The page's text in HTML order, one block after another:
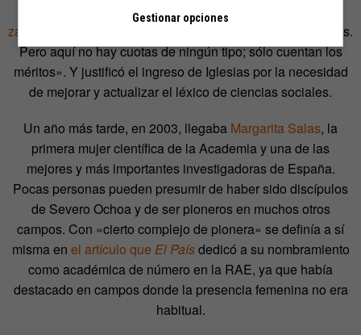
Víctor de la Concha, entonces director de la Academia,
zanjó la cuestión
: «Si además es mujer, miel sobre hojuelas.
Pero aquí no hay cuotas de ningún tipo; sólo cuentan los
méritos». Y justificó el ingreso de Iglesias por la necesidad
de mejorar y actualizar el léxico de ciencias sociales.
Un año más tarde, en 2003, llegaba Margarita Salas, la
primera mujer científica de la Academia y una de las
mejores y más importantes investigadoras de España.
Pocas personas pueden presumir de haber sido discípulos
de Severo Ochoa y de ser pioneros en muchos otros
campos. Con «cierto complejo de pionera» se definía a sí
misma en el artículo que El Paísdedicó a su nombramiento
como académica de número en la RAE, ya que había
destacado en campos donde la presencia femenina no era
habitual.
Gestionar opciones